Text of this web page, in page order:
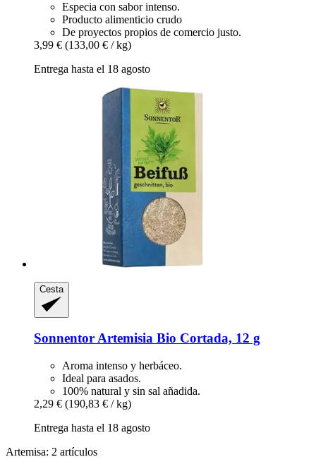
Especia con sabor intenso.
Producto alimenticio crudo
De proyectos propios de comercio justo.
3,99 € (133,00 € / kg)
Entrega hasta el 18 agosto
Cesta
SonnentorArtemisia Bio Cortada, 12 g
Aroma intenso y herbáceo.
Ideal para asados.
100% natural y sin sal añadida.
2,29 € (190,83 € / kg)
Entrega hasta el 18 agosto
Artemisa: 2 artículos